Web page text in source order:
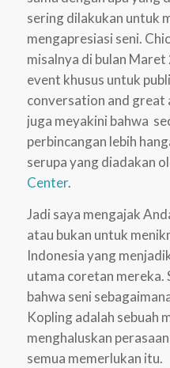
sering dilakukan untuk
mengapresiasi seni.
misalnya di bulan
event khusus untuk
conversation and great
juga meyakini bahwa
perbincangan lebih
serupa yang diadakan
Center.
Jadi saya mengajak
atau bukan untuk
Indonesia yang
utama coretan mereka.
bahwa seni
Kopling adalah sebuah
menghaluskan
semua memerlukan itu.